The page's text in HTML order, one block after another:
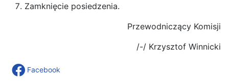
Zamknięcie posiedzenia.
Przewodniczący Komisji
/-/ Krzysztof Winnicki
Facebook